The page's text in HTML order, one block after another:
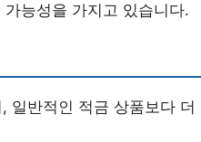
능성을 가지고 있습니다.
일반적인 적금 상품보다